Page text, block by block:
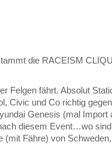
die RACEISM
Felgen fährt. Absolut
Civic und Co richtig
Genesis (mal Import
diesem Event…wo
(mit Fähre) von